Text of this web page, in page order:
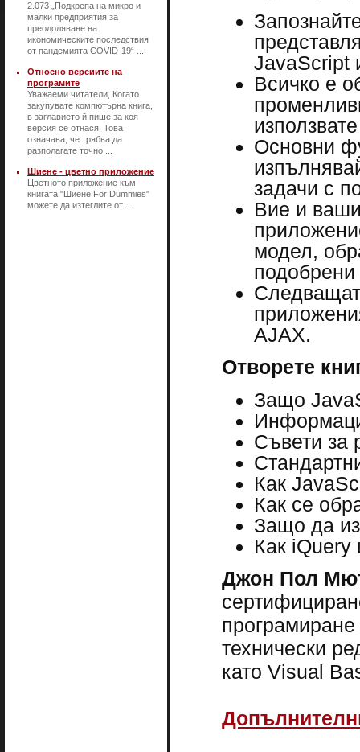
2.073 „Подкрепа на микро и
малки предприятия за
преодоляване на
икономическите последствия
от пандемията COVID-19“ ...
Относно версиите на
програмите
Уважаеми читатели, Когато
закупувате компютърна книга,
в заглавието й пише за коя
версия се отнася. Това
означава, че трябва да
разполагате точно ...
Шиене - цветно приложение
Цветното приложение към
книгата "Шиене For Dummies"
можете да изтеглите от ...
JavaScript
Всичко е
Основни
задачи с
Вие и
модел,
AJAX.
Отворете
Защо
Съвети за
Как
Как се
Защо да
Как iQuery
Джон Пол
технически
като Visual